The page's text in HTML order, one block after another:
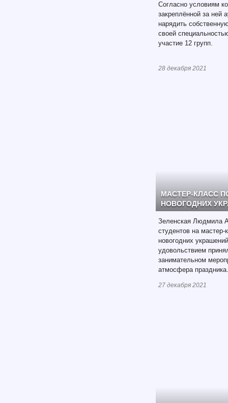
Согласно условиям
закреплённой за ней
нарядить
своей
участие 12 групп.
28 декабря 2021
МАСТЕР-КЛАСС
НОВОГОДНИХ
Зеленская Людмила
студентов на мастер-
новогодних
удовольствием
занимательном
атмосфера праздника.
27 декабря 2021